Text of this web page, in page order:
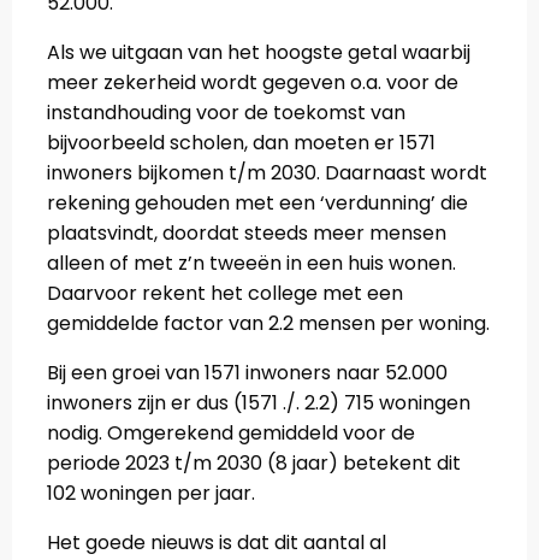
Als we uitgaan van het hoogste getal waarbij
meer zekerheid wordt gegeven o.a. voor de
instandhouding voor de toekomst van
bijvoorbeeld scholen, dan moeten er 1571
inwoners bijkomen t/m 2030. Daarnaast wordt
rekening gehouden met een ‘verdunning’ die
plaatsvindt, doordat steeds meer mensen
alleen of met z’n tweeën in een huis wonen.
Daarvoor rekent het college met een
gemiddelde factor van 2.2 mensen per woning.
Bij een groei van 1571 inwoners naar 52.000
inwoners zijn er dus (1571 ./. 2.2) 715 woningen
nodig. Omgerekend gemiddeld voor de
periode 2023 t/m 2030 (8 jaar) betekent dit
102 woningen per jaar.
Het goede nieuws is dat dit aantal al